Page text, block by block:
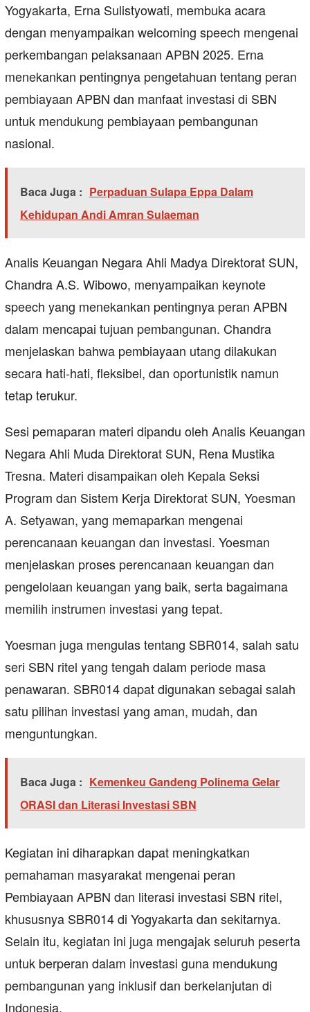
Yogyakarta, Erna Sulistyowati, membuka acara
dengan menyampaikan welcoming speech mengenai
perkembangan pelaksanaan APBN 2025. Erna
menekankan pentingnya pengetahuan tentang peran
pembiayaan APBN dan manfaat investasi di SBN
untuk mendukung pembiayaan pembangunan
nasional.
Baca Juga : Perpaduan Sulapa Eppa Dalam
Kehidupan Andi Amran Sulaeman
Analis Keuangan Negara Ahli Madya Direktorat SUN,
Chandra A.S. Wibowo, menyampaikan keynote
speech yang menekankan pentingnya peran APBN
dalam mencapai tujuan pembangunan. Chandra
menjelaskan bahwa pembiayaan utang dilakukan
secara hati-hati, fleksibel, dan oportunistik namun
tetap terukur.
Sesi pemaparan materi dipandu oleh Analis Keuangan
Negara Ahli Muda Direktorat SUN, Rena Mustika
Tresna. Materi disampaikan oleh Kepala Seksi
Program dan Sistem Kerja Direktorat SUN, Yoesman
A. Setyawan, yang memaparkan mengenai
perencanaan keuangan dan investasi. Yoesman
menjelaskan proses perencanaan keuangan dan
pengelolaan keuangan yang baik, serta bagaimana
memilih instrumen investasi yang tepat.
Yoesman juga mengulas tentang SBR014, salah satu
seri SBN ritel yang tengah dalam periode masa
penawaran. SBR014 dapat digunakan sebagai salah
satu pilihan investasi yang aman, mudah, dan
menguntungkan.
Baca Juga : Kemenkeu Gandeng Polinema Gelar
ORASI dan Literasi Investasi SBN
Kegiatan ini diharapkan dapat meningkatkan
pemahaman masyarakat mengenai peran
Pembiayaan APBN dan literasi investasi SBN ritel,
khususnya SBR014 di Yogyakarta dan sekitarnya.
Selain itu, kegiatan ini juga mengajak seluruh peserta
untuk berperan dalam investasi guna mendukung
pembangunan yang inklusif dan berkelanjutan di
Indonesia.